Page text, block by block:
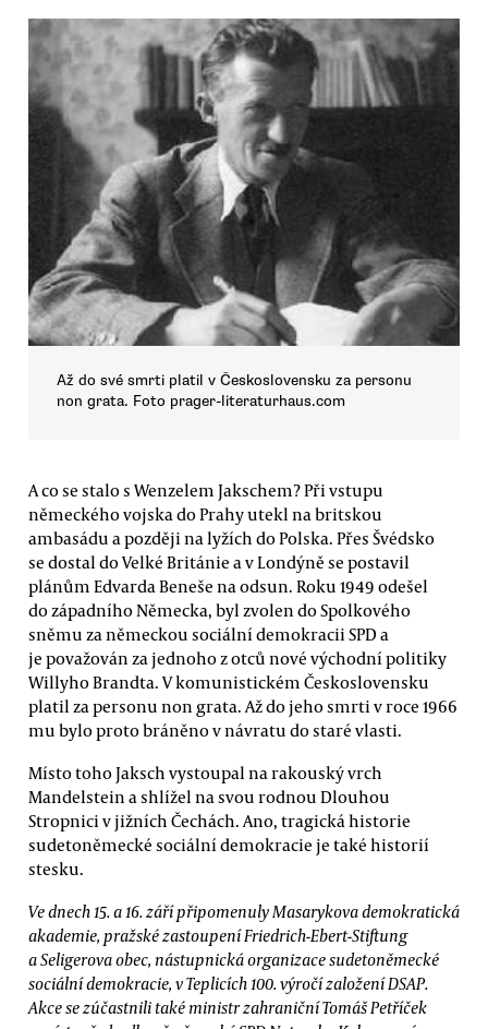
Až do své smrti platil v Československu za personu
non grata. Foto prager-literaturhaus.com
A co se stalo s Wenzelem Jakschem? Při vstupu
německého vojska do Prahy utekl na britskou
ambasádu a později na lyžích do Polska. Přes Švédsko
se dostal do Velké Británie a v Londýně se postavil
plánům Edvarda Beneše na odsun. Roku 1949 odešel
do západního Německa, byl zvolen do Spolkového
sněmu za německou sociální demokracii SPD a
je považován za jednoho z otců nové východní politiky
Willyho Brandta. V komunistickém Československu
platil za personu non grata. Až do jeho smrti v roce 1966
mu bylo proto bráněno v návratu do staré vlasti.
Místo toho Jaksch vystoupal na rakouský vrch
Mandelstein a shlížel na svou rodnou Dlouhou
Stropnici v jižních Čechách. Ano, tragická historie
sudetoněmecké sociální demokracie je také historií
stesku.
Ve dnech 15. a 16. září připomenuly Masarykova demokratická
akademie, pražské zastoupení Friedrich-Ebert-Stiftung
a Seligerova obec, nástupnická organizace sudetoněmecké
sociální demokracie, v Teplicích 100. výročí založení DSAP.
Akce se zúčastnili také ministr zahraniční Tomáš Petříček